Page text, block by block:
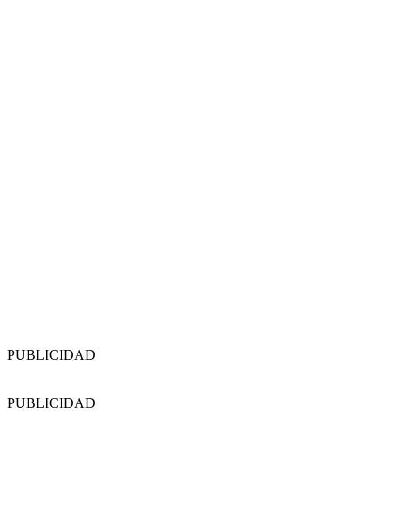
PUBLICIDAD
PUBLICIDAD